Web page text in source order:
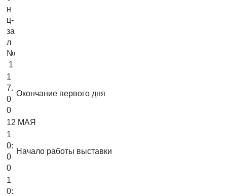
н
ц-
за
л
№
1
1
7.
0
0
Окончание первого дня
12 МАЯ
1
0:
0
0
Начало работы выставки
1
0: